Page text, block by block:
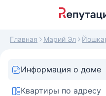
Главная Марий Эл
Информация о доме
Квартиры по адресу